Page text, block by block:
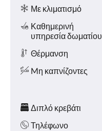
«Προηγούμενο».
Ανέσεις
Με κλιματισμό
Καθημερινή
υπηρεσία δωματίου
Θέρμανση
Mη καπνίζοντες
Διπλό κρεβάτι
Τηλέφωνο